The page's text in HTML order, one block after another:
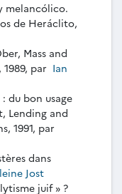
melancólico.
de Heráclito,
Mass and
par Ian
du bon usage
Lending and
1991, par
dans
Jost
juif » ?